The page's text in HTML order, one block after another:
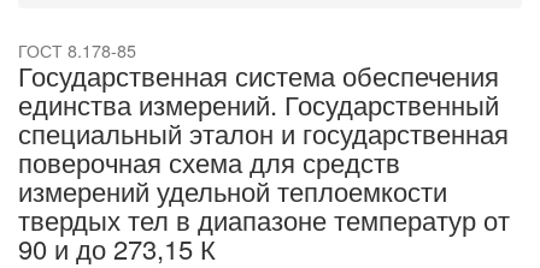
ГОСТ 8.178-85
Государственная система обеспечения
единства измерений. Государственный
специальный эталон и государственная
поверочная схема для средств
измерений удельной теплоемкости
твердых тел в диапазоне температур от
90 и до 273,15 К